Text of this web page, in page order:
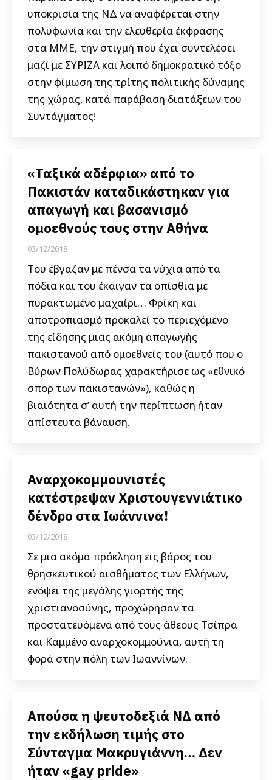
υποκρισία της ΝΔ να αναφέρεται στην
πολυφωνία και την ελευθερία έκφρασης
στα ΜΜΕ, την στιγμή που έχει συντελέσει
μαζί με ΣΥΡΙΖΑ και λοιπό δημοκρατικό τόξο
στην φίμωση της τρίτης πολιτικής δύναμης
της χώρας, κατά παράβαση διατάξεων του
Συντάγματος!
«Ταξικά αδέρφια» από το
Πακιστάν καταδικάστηκαν για
απαγωγή και βασανισμό
ομοεθνούς τους στην Αθήνα
03/12/2018
Tου έβγαζαν με πένσα τα νύχια από τα
πόδια και του έκαιγαν τα οπίσθια με
πυρακτωμένο μαχαίρι… Φρίκη και
αποτροπιασμό προκαλεί το περιεχόμενο
της είδησης μιας ακόμη απαγωγής
πακιστανού από ομοεθνείς του (αυτό που ο
Βύρων Πολύδωρας χαρακτήρισε ως «εθνικό
σπορ των πακιστανών»), καθώς η
βιαιότητα σ’ αυτή την περίπτωση ήταν
απίστευτα βάναυση.
Αναρχοκομμουνιστές
κατέστρεψαν Χριστουγεννιάτικο
δένδρο στα Ιωάννινα!
03/12/2018
Σε μια ακόμα πρόκληση εις βάρος του
θρησκευτικού αισθήματος των Ελλήνων,
ενόψει της μεγάλης γιορτής της
χριστιανοσύνης, προχώρησαν τα
προστατευόμενα από τους άθεους Τσίπρα
και Καμμένο αναρχοκομμούνια, αυτή τη
φορά στην πόλη των Ιωαννίνων.
Απούσα η ψευτοδεξιά ΝΔ από
την εκδήλωση τιμής στο
Σύνταγμα Μακρυγιάννη… Δεν
ήταν «gay pride»